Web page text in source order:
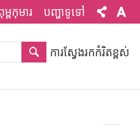
ម្ពកុមារ បញ្ហាទូទៅ
ការស្វែងរកកំរិតខ្ពស់